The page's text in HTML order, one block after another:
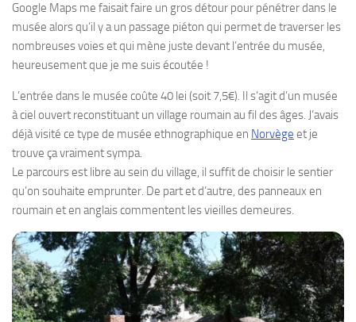
Google Maps me faisait faire un gros détour pour pénétrer dans le
musée alors qu’il y a un passage piéton qui permet de traverser les
nombreuses voies et qui mène juste devant l’entrée du musée,
heureusement que je me suis écoutée !
L’entrée dans le musée coûte 40 lei (soit 7,5€). Il s’agit d’un musée
à ciel ouvert reconstituant un village roumain au fil des âges. J’avais
déjà visité ce type de musée ethnographique en Norvège et je
trouve ça vraiment sympa.
Le parcours est libre au sein du village, il suffit de choisir le sentier
qu’on souhaite emprunter. De part et d’autre, des panneaux en
roumain et en anglais commentent les vieilles demeures.